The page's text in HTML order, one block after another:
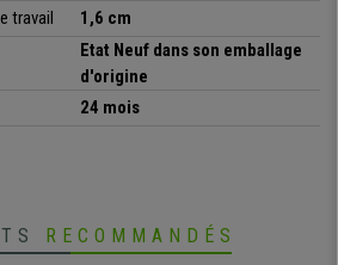
bureau d'angle très
pour vous. Vous pouvez le trouver en deux
et à un prix très attractif,ne le laissez
travail 1,6 cm
Etat Neuf dans son emballage
d'origine
24 mois
RECOMMANDÉS